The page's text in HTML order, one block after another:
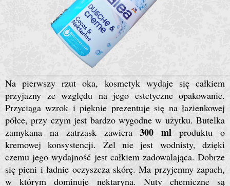
Na pierwszy rzut oka, kosmetyk wydaje się całkiem
przyjazny ze względu na jego estetyczne opakowanie.
Przyciąga wzrok i pięknie prezentuje się na łazienkowej
półce, przy czym jest bardzo wygodne w użytku. Butelka
zamykana na zatrzask zawiera300 ml produktu o
kremowej konsystencji. Żel nie jest wodnisty, dzięki
czemu jego wydajność jest całkiem zadowalająca. Dobrze
się pieni i ładnie oczyszcza skórę. Ma przyjemny zapach,
w którym dominuje nektaryna. Nuty chemiczne są